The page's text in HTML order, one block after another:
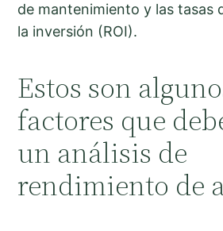
de mantenimiento y las tasas
la inversión (ROI).
Estos son
factores que
un análisis de
rendimiento de